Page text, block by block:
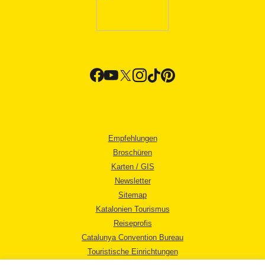
Empfehlungen
Broschüren
Karten / GIS
Newsletter
Sitemap
Katalonien Tourismus
Reiseprofis
Catalunya Convention Bureau
Touristische Einrichtungen